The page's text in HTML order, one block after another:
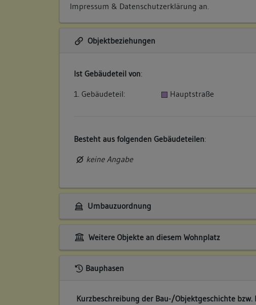
Impressum & Datenschutzerklärung an.
Objektbeziehungen
Ist Gebäudeteil von:
1. Gebäudeteil:
Hauptstraße
Besteht aus folgenden Gebäudeteilen:
keine Angabe
Umbauzuordnung
Weitere Objekte an diesem Wohnplatz
Bauphasen
Kurzbeschreibung der Bau-/Objektgeschichte bzw.